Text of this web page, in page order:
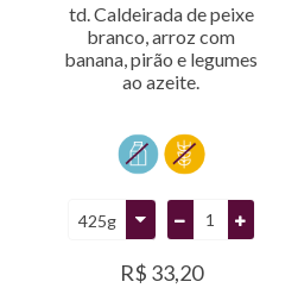
td. Caldeirada de peixe
branco, arroz com
banana, pirão e legumes
ao azeite.
R$ 33,20